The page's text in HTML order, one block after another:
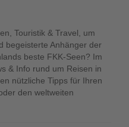
Touristik & Travel, um
begeisterte Anhänger der
beste FKK-Seen? Im
& Info rund um Reisen in
nützliche Tipps für Ihren
den weltweiten